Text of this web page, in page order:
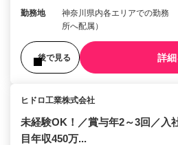
勤務地
神奈川県内各エリアでの勤務
所へ配属）
後で見る 詳
ヒドロ工業株式会社
未経験OK！／賞与年2～3回／入
目年収450万...